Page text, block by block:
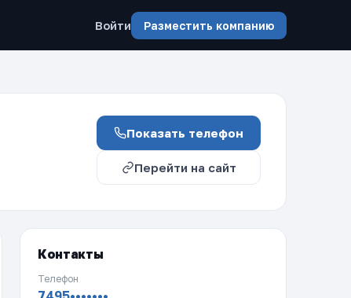
Войти Разместить компанию
Показать телефон
Перейти на сайт
Контакты
Телефон